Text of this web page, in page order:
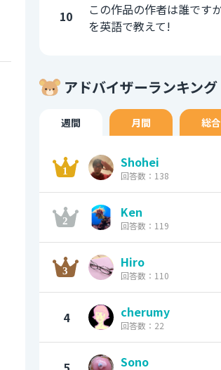
10
この作品の作者は誰です
を英語で教えて!
アドバイザーランキング
週間 月間 総合
Shohei
回答数：138
Ken
回答数：119
Hiro
回答数：110
4 cherumy
回答数：22
Sono